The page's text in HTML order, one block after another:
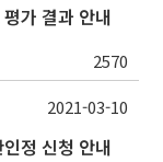
가 결과 안내
2570
정 신청 안내
2021-03-10